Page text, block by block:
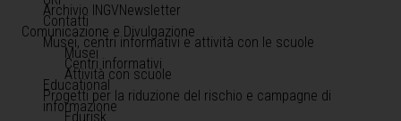
Archivio INGVNewsletter
Contatti
Comunicazione e Divulgazione
Musei, centri informativi e attività con le scuole
Musei
Centri informativi
Attività con scuole
Educational
Progetti per la riduzione del rischio e campagne di
informazione
Edurisk